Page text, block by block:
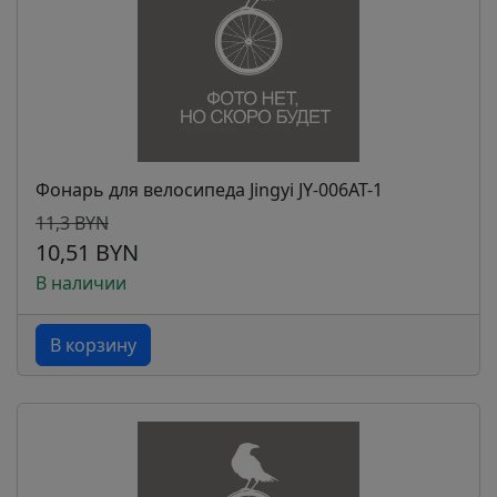
Фонарь для велосипеда Jingyi JY-006AT-1
11,3 BYN
10,51 BYN
В наличии
В корзину